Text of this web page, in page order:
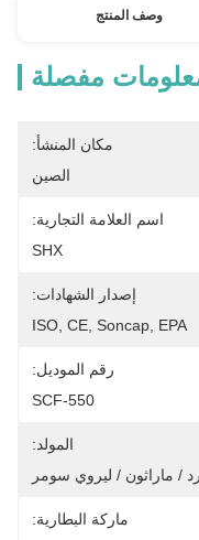
وصف المنتج
مفصلة
مكان المنشأ:
الصين
اسم العلامة التجارية:
SHX
إصدار الشهادات:
ISO, CE, Soncap, EPA
رقم الموديل:
SCF-550
المولد:
/ ماراثون / ليروي سومر
ماركة البطارية: